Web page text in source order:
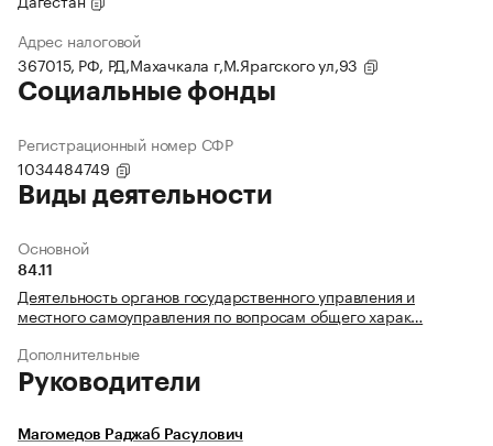
Адрес налоговой
367015, РФ, РД,Махачкала г,М.Ярагского ул,93
Социальные фонды
Регистрационный номер СФР
1034484749
Виды деятельности
Основной
84.11
Деятельность органов государственного управления и
местного самоуправления по вопросам общего харак…
Дополнительные
Руководители
Магомедов Раджаб Расулович